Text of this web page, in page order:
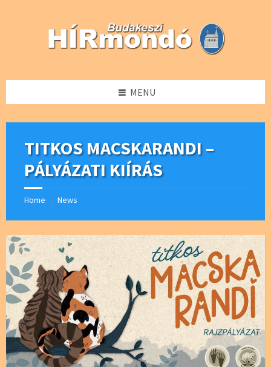
MENU
TITKOS MACSKARANDI –
PÁLYÁZATI KIÍRÁS
Home / News